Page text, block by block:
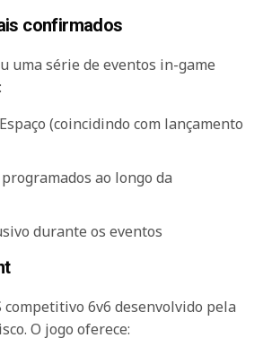
confirmados
uma série de eventos in-game
(coincidindo com lançamento
ao longo da
durante os eventos
competitivo 6v6 desenvolvido pela
O jogo oferece: